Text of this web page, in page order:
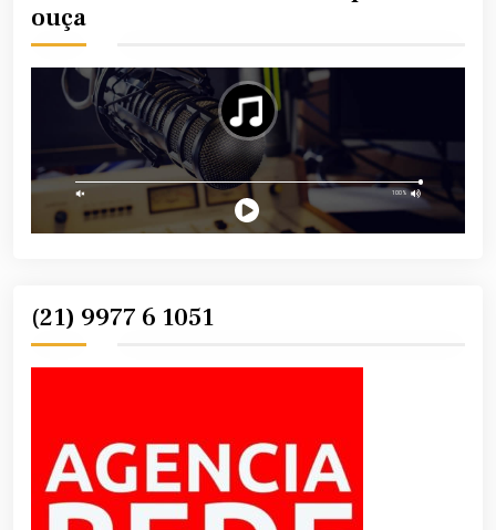
ouça
(21) 9977 6 1051